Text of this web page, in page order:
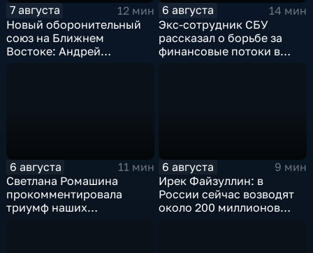
7 августа
12 мин
Новый оборонительный
союз на Ближнем
Востоке: Андрей
6 августа
14 мин
Экс-сотрудник СБУ
рассказал о борьбе за
финансовые потоки в
6 августа
11 мин
Светлана Ромашина
прокомментировала
триумф наших
6 августа
9 мин
Ирек Файзуллин: в
России сейчас возводят
около 200 миллионов